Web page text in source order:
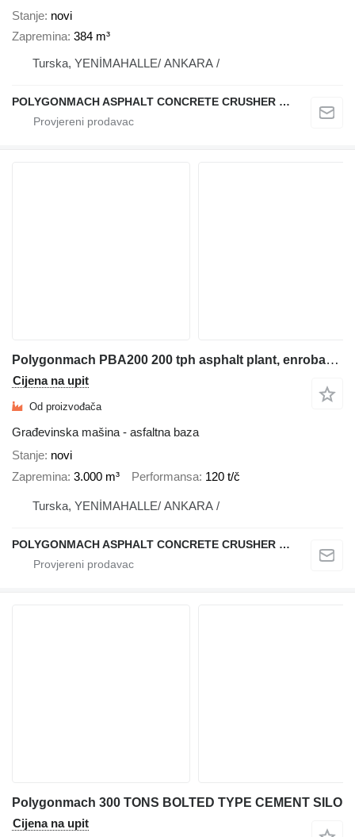
Stanje novi
Zapremina 384 m³
Turska, YENİMAHALLE/ ANKARA /
POLYGONMACH ASPHALT CONCRETE CRUSHER SYSTEMS
Polygonmach PBA200 200 tph asphalt plant, enrobage, asfalto
Cijena na upit
Od proizvođača
Građevinska mašina - asfaltna baza
Stanje novi
Zapremina 3.000 m³ Performansa 120 t/č
Turska, YENİMAHALLE/ ANKARA /
POLYGONMACH ASPHALT CONCRETE CRUSHER SYSTEMS
Polygonmach 300 TONS BOLTED TYPE CEMENT SILO
Cijena na upit